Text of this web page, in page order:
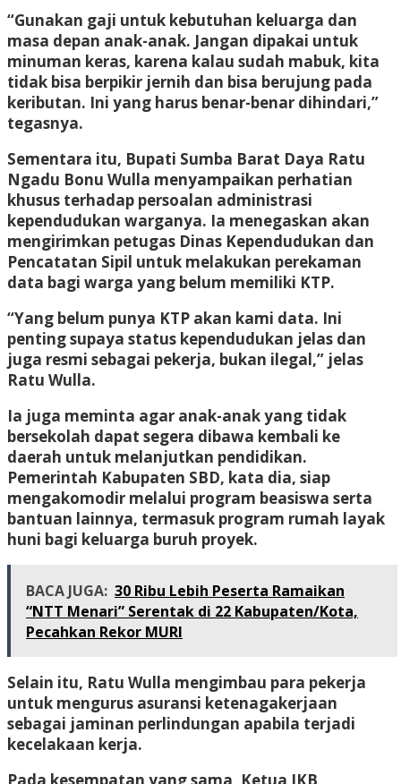
“Gunakan gaji untuk kebutuhan keluarga dan
masa depan anak-anak. Jangan dipakai untuk
minuman keras, karena kalau sudah mabuk, kita
tidak bisa berpikir jernih dan bisa berujung pada
keributan. Ini yang harus benar-benar dihindari,”
tegasnya.
Sementara itu, Bupati Sumba Barat Daya Ratu
Ngadu Bonu Wulla menyampaikan perhatian
khusus terhadap persoalan administrasi
kependudukan warganya. Ia menegaskan akan
mengirimkan petugas Dinas Kependudukan dan
Pencatatan Sipil untuk melakukan perekaman
data bagi warga yang belum memiliki KTP.
“Yang belum punya KTP akan kami data. Ini
penting supaya status kependudukan jelas dan
juga resmi sebagai pekerja, bukan ilegal,” jelas
Ratu Wulla.
Ia juga meminta agar anak-anak yang tidak
bersekolah dapat segera dibawa kembali ke
daerah untuk melanjutkan pendidikan.
Pemerintah Kabupaten SBD, kata dia, siap
mengakomodir melalui program beasiswa serta
bantuan lainnya, termasuk program rumah layak
huni bagi keluarga buruh proyek.
BACA JUGA: 30 Ribu Lebih Peserta Ramaikan
“NTT Menari” Serentak di 22 Kabupaten/Kota,
Pecahkan Rekor MURI
Selain itu, Ratu Wulla mengimbau para pekerja
untuk mengurus asuransi ketenagakerjaan
sebagai jaminan perlindungan apabila terjadi
kecelakaan kerja.
Pada kesempatan yang sama, Ketua IKB